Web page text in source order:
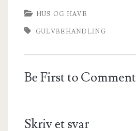
HUS OG HAVE
GULVBEHANDLING
Be First to Comment
Skriv et svar